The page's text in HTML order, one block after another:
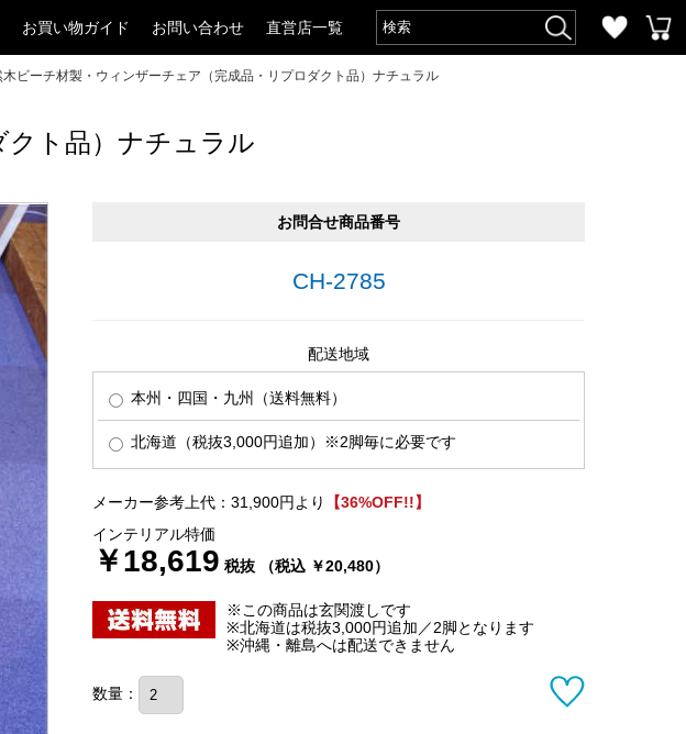
お買い物ガイド お問い合わせ 直営店一覧
木ビーチ材製・ウィンザーチェア（完成品・リプロダクト品）ナチュラル
クト品）ナチュラル
お問合せ商品番号
CH-2785
配送地域
本州・四国・九州（送料無料）
北海道（税抜3,000円追加）※2脚毎に必要です
メーカー参考上代：31,900円より
【36%OFF!!】
インテリアル特価
￥18,619 税抜 （税込 ￥20,480）
※この商品は玄関渡しです
※北海道は税抜3,000円追加／2脚となります
※沖縄・離島へは配送できません
数量：